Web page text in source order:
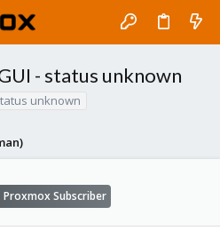
- status unknown
unknown
Proxmox Subscriber